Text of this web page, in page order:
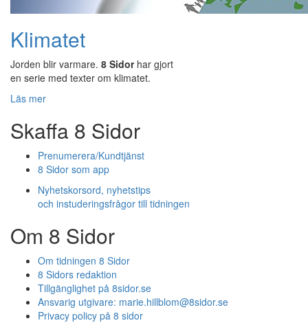
Klimatet
Jorden blir varmare. 8 Sidorhar gjort
en serie med texter om klimatet.
Läs mer
Skaffa 8 Sidor
Prenumerera/Kundtjänst
8 Sidor som app
Nyhetskorsord, nyhetstips
och instuderingsfrågor till tidningen
Om 8 Sidor
Om tidningen 8 Sidor
8 Sidors redaktion
Tillgänglighet på 8sidor.se
Ansvarig utgivare: marie.hillblom@8sidor.se
Privacy policy på 8 sidor